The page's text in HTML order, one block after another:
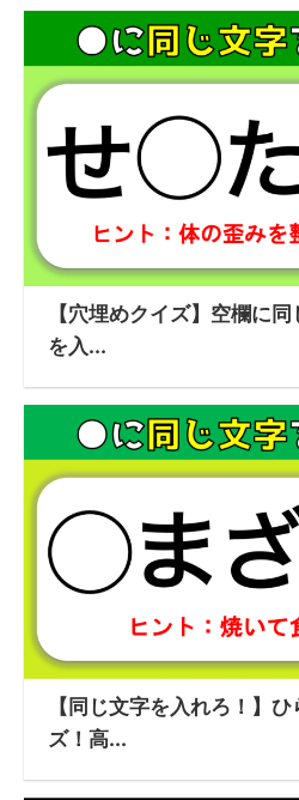
【穴埋めクイズ】空欄に
を入...
【同じ文字を入れろ！】
ズ！高...